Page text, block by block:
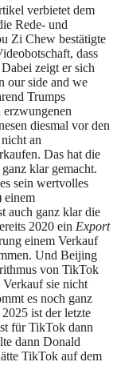
verbietet dem
Rede- und
Zi Chew bestätigte
dass
zeigt er sich
our side and we
Trumps
erzwungenen
diesmal vor den
an
Das hat die
klar gemacht.
sein wertvolles
einem
auch ganz klar die
2020 ein Export
einem Verkauf
Und Beijing
von TikTok
Verkauf sie nicht
es noch ganz
ist der letzte
für TikTok dann
dann Donald
TikTok auf dem